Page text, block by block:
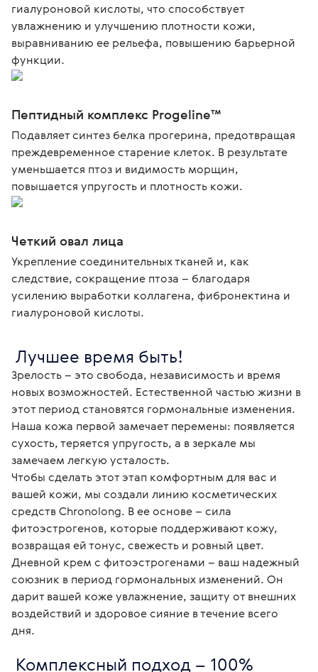
гиалуроновой кислоты, что способствует
увлажнению и улучшению плотности кожи,
выравниванию ее рельефа, повышению барьерной
функции.
Пептидный комплекс Progeline™
Подавляет синтез белка прогерина, предотвращая
преждевременное старение клеток. В результате
уменьшается птоз и видимость морщин,
повышается упругость и плотность кожи.
Четкий овал лица
Укрепление соединительных тканей и, как
следствие, сокращение птоза – благодаря
усилению выработки коллагена, фибронектина и
гиалуроновой кислоты.
Лучшее время быть!
Зрелость – это свобода, независимость и время
новых возможностей. Естественной частью жизни в
этот период становятся гормональные изменения.
Наша кожа первой замечает перемены: появляется
сухость, теряется упругость, а в зеркале мы
замечаем легкую усталость.
Чтобы сделать этот этап комфортным для вас и
вашей кожи, мы создали линию косметических
средств Chronolong. В ее основе – сила
фитоэстрогенов, которые поддерживают кожу,
возвращая ей тонус, свежесть и ровный цвет.
Дневной крем с фитоэстрогенами – ваш надежный
союзник в период гормональных изменений. Он
дарит вашей коже увлажнение, защиту от внешних
воздействий и здоровое сияние в течение всего
дня.